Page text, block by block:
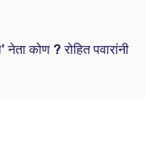
कोण ? रोहित पवारांनी